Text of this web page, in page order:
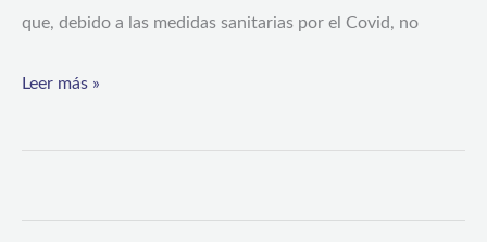
que, debido a las medidas sanitarias por el Covid, no
la
Más
Leer más »